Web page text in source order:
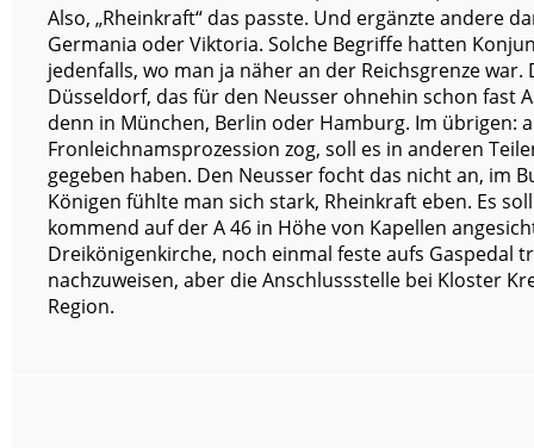
Also, „Rheinkraft“ das passte. Und ergänzte andere
Germania oder Viktoria. Solche Begriffe hatten
jedenfalls, wo man ja näher an der Reichsgrenze
Düsseldorf, das für den Neusser ohnehin schon fast
denn in München, Berlin oder Hamburg. Im übrigen:
Fronleichnamsprozession zog, soll es in anderen
gegeben haben. Den Neusser focht das nicht an, im
Königen fühlte man sich stark, Rheinkraft eben. Es
kommend auf der A 46 in Höhe von Kapellen
Dreikönigenkirche, noch einmal feste aufs Gaspedal
nachzuweisen, aber die Anschlussstelle bei Kloster
Region.